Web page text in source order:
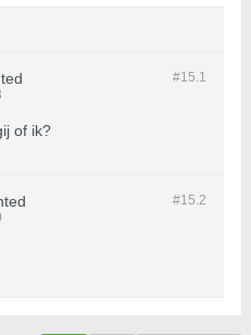
#15.1
of ik?
#15.2